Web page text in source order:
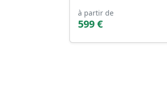
à partir de
599 €